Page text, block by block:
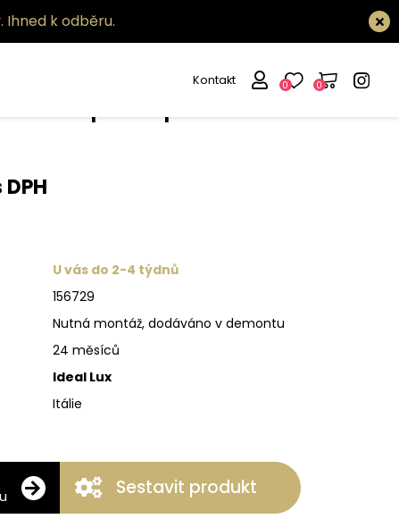
Ihned k odběru.
Kontakt 0 0
DPH
U vás do 2-4 týdnů
156729
Nutná montáž, dodáváno v demontu
24 měsíců
Ideal Lux
Itálie
Sestavit produkt